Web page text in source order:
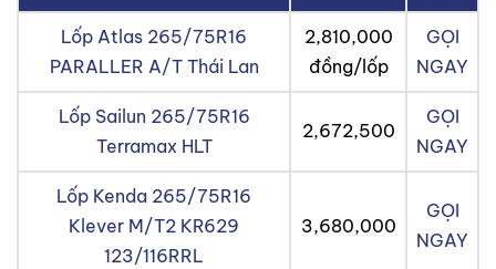
Lốp Atlas 265/75R16
PARALLER A/T Thái Lan
2,810,000
đồng/lốp
GỌI
NGAY
Lốp Sailun 265/75R16
Terramax HLT
2,672,500
GỌI
NGAY
Lốp Kenda 265/75R16
Klever M/T2 KR629
123/116RRL
3,680,000
GỌI
NGAY